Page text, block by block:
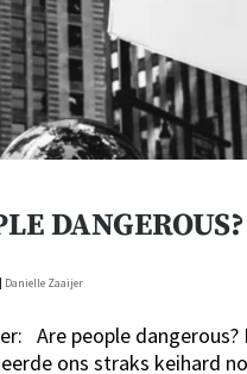
DANGEROUS?
Danielle Zaaijer
Are people
ons straks keihard